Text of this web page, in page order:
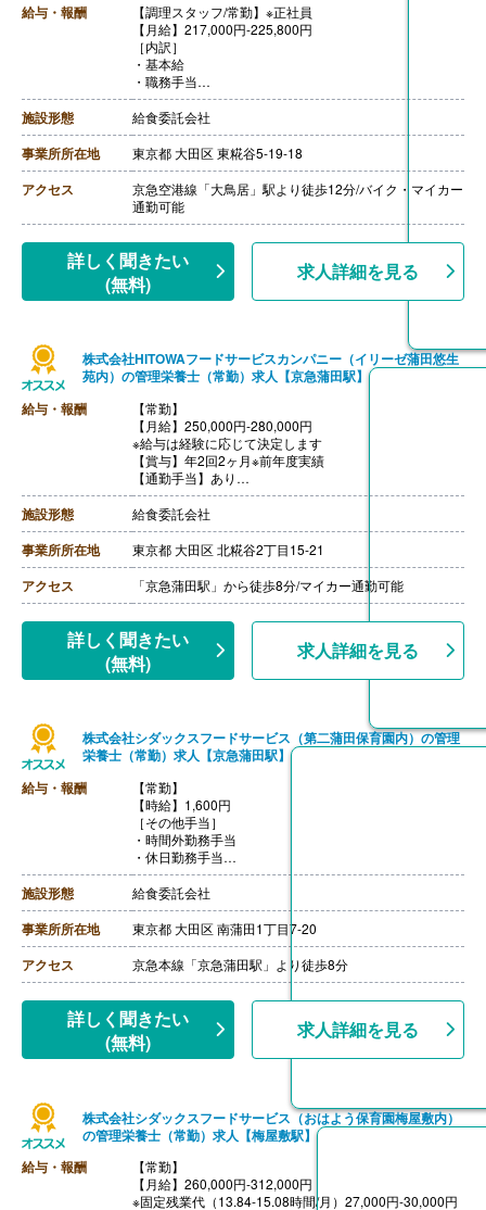
給与・報酬
【調理スタッフ/常勤】※正社員
【月給】217,000円-225,800円
［内訳］
・基本給
・職務手当
・働きがい向上手当 10,000円
［その他手当］
・時間外手当（超過1分から支給）
・精皆勤手当 6,000円（規定あり）
【賞与】年2回（計2.08ヶ月分）※前年度実績
【通勤手当】あり（上限50,000円/月）
【昇給】あり
【退職金】あり※勤続3年以上
【月給】225,800円-260,100円
［内訳］
・基本給
・職務手当
・時間外手当（超過1分から支給）
・精皆勤手当 6,000円（規定あり）
【通勤手当】あり（上限50,000円/月）
【昇給】あり
【退職金】あり※勤続3年以上
施設形態 給食委託会社
事業所所在地 東京都 大田区 東糀谷5-19-18
アクセス
京急空港線「大鳥居」駅より徒歩12分/バイク・マイカー
通勤可能
詳しく聞きたい
(無料)
求人詳細を見る
株式会社HITOWAフードサービスカンパニー（イリーゼ蒲田悠生
苑内）の管理栄養士（常勤）求人【京急蒲田駅】
給与・報酬
【常勤】
【月給】250,000円-280,000円
※給与は経験に応じて決定します
【賞与】年2回2ヶ月※前年度実績
【通勤手当】あり
※公共交通機関:上限30,000円/月
※マイカー通勤:片道2km以上（ガソリン代は規定内支
給）
【昇給】あり（年1回）
【退職金】あり（会社規定による）
施設形態 給食委託会社
事業所所在地 東京都 大田区 北糀谷2丁目15-21
アクセス 「京急蒲田駅」から徒歩8分/マイカー通勤可能
詳しく聞きたい
(無料)
求人詳細を見る
株式会社シダックスフードサービス（第二蒲田保育園内）の管理
栄養士（常勤）求人【京急蒲田駅】
給与・報酬
【常勤】
【時給】1,600円
［その他手当］
・時間外勤務手当
・休日勤務手当
・深夜勤務手当（22:00-翌05:00）
【通勤手当】あり（上限なし）※片道2km以上
施設形態 給食委託会社
事業所所在地 東京都 大田区 南蒲田1丁目7-20
アクセス 京急本線「京急蒲田駅」より徒歩8分
詳しく聞きたい
(無料)
求人詳細を見る
株式会社シダックスフードサービス（おはよう保育園梅屋敷内）
の管理栄養士（常勤）求人【梅屋敷駅】
給与・報酬
【常勤】
【月給】260,000円-312,000円
※固定残業代（13.84-15.08時間/月）27,000円-30,000円